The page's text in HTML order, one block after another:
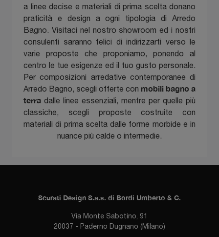
a linee decise e materiali di prima scelta donano
praticità e design a ogni tipologia di Arredo
Bagno. Visitaci nel nostro showroom ed i nostri
consulenti saranno felici di indirizzarti verso le
varie proposte che proponiamo, ponendo al
centro le tue esigenze ed il tuo gusto personale.
Per composizioni arredative contemporanee di
Arredo Bagno, scegli offerte con mobili bagno a
terra dalle linee essenziali, mentre per quelle più
classiche, scegli proposte costruite con
materiali di prima scelta dalle forme morbide e in
nuance più calde o intermedie.
Scurati Design S.a.s. di Bordi Umberto & C.
Via Monte Sabotino, 91
20037 - Paderno Dugnano (Milano)